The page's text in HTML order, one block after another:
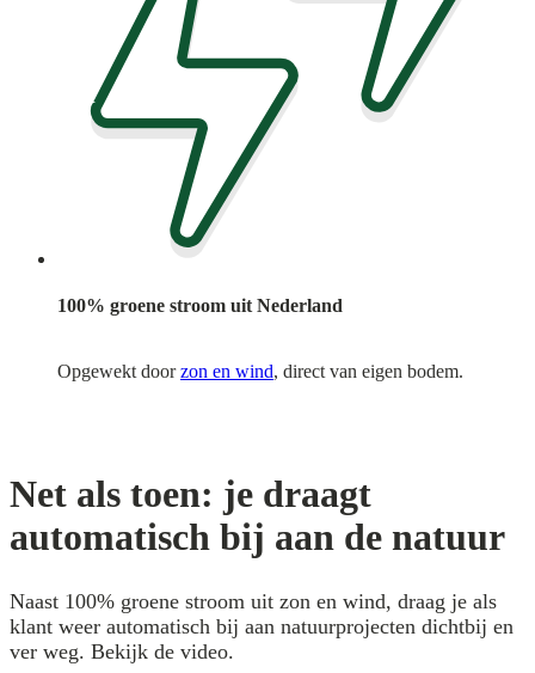
100% groene stroom uit Nederland
Opgewekt doorzon en wind, direct van eigen bodem.
Net als toen: je draagt
automatisch bij aan de natuur
Naast 100% groene stroom uit zon en wind, draag je als
klant weer automatisch bij aan natuurprojecten dichtbij en
ver weg. Bekijk de video.